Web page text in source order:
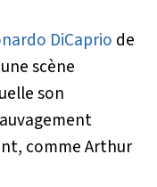
DiCaprio de
scène
son
comme Arthur